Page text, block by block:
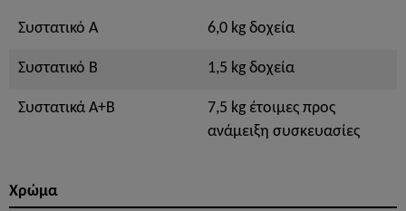
Συστατικό A 6,0 kg δοχεία
Συστατικό B 1,5 kg δοχεία
Συστατικά A+B
7,5 kg έτοιμες προς
ανάμειξη συσκευασίες
Χρώμα